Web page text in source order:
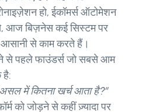
हो, ईकॉमर्स ऑटोमेशन
आज बिज़नेस कई सिस्टम पर
आसानी से काम करते हैं।
पहले फाउंडर्स जो सबसे आम
है:
में कितना खर्च आता है?”
को जोड़ने से कहीं ज़्यादा पर